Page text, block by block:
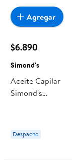
$6.890
Simond's
Aceite Capilar
Simond's
Despacho
Agregar